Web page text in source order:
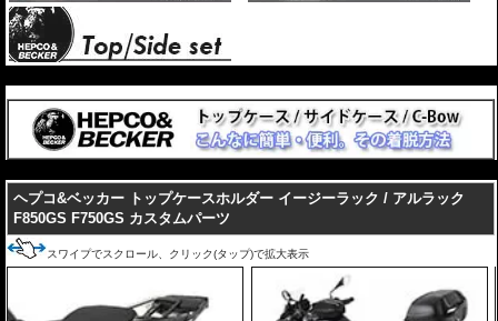
ヘプコ&ベッカー トップケースホルダー イージーラック / アルラック
F850GS F750GS カスタムパーツ
スワイプでスクロール、クリック(タップ)で拡大表示